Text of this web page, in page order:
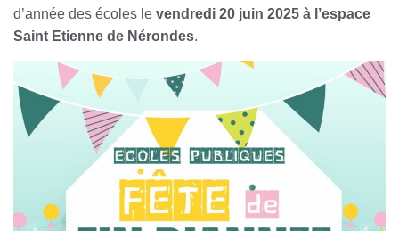
d’année des écoles le vendredi 20 juin 2025 à l’espace
Saint Etienne de Nérondes.